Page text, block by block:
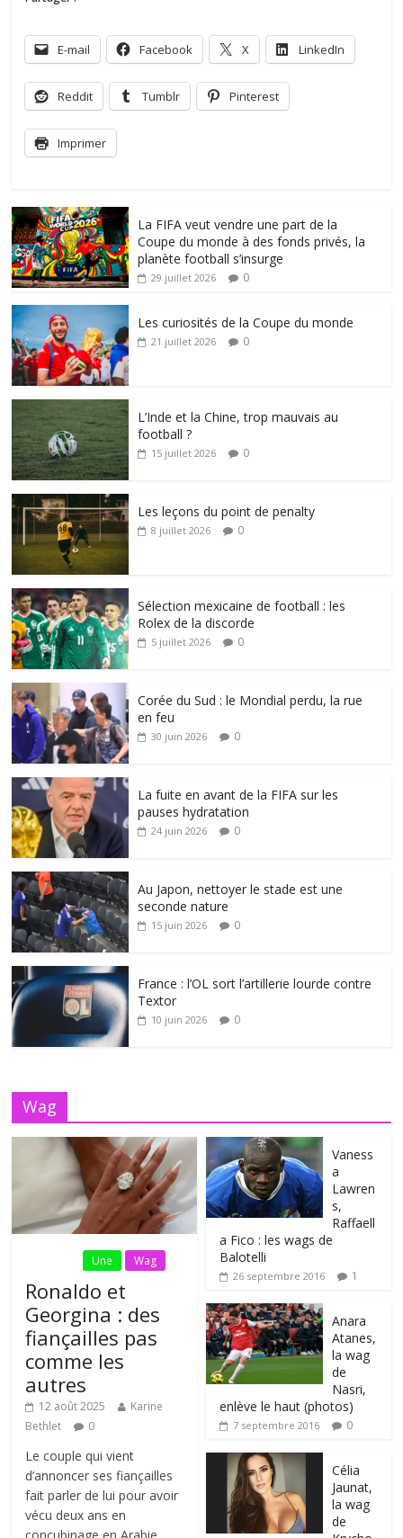
E-mail Facebook X LinkedIn
Reddit Tumblr Pinterest
Imprimer
La FIFA veut vendre une part de la
Coupe du monde à des fonds privés, la
planète football s’insurge
29 juillet 2026 0
Les curiosités de la Coupe du monde
21 juillet 2026 0
L’Inde et la Chine, trop mauvais au
football ?
15 juillet 2026 0
Les leçons du point de penalty
8 juillet 2026 0
Sélection mexicaine de football : les
Rolex de la discorde
5 juillet 2026 0
Corée du Sud : le Mondial perdu, la rue
en feu
30 juin 2026 0
La fuite en avant de la FIFA sur les
pauses hydratation
24 juin 2026 0
Au Japon, nettoyer le stade est une
seconde nature
15 juin 2026 0
France : l’OL sort l’artillerie lourde contre
Textor
10 juin 2026 0
Wag
Une Wag
Ronaldo et
Georgina : des
fiançailles pas
comme les
autres
12 août 2025
Karine
Bethlet
0
Le couple qui vient
d’annoncer ses fiançailles
fait parler de lui pour avoir
vécu deux ans en
concubinage en Arabie
Vaness
a
Lawren
s,
Raffaell
a Fico : les wags de
Balotelli
26 septembre 2016 1
Anara
Atanes,
la wag
de
Nasri,
enlève le haut (photos)
7 septembre 2016 0
Célia
Jaunat,
la wag
de